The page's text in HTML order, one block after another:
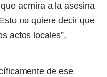
admira a la asesina
no quiere decir que
actos locales”,
de ese